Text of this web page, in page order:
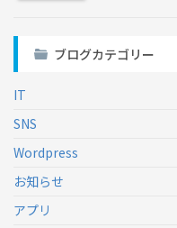
ブログカテゴリー
IT
SNS
Wordpress
お知らせ
アプリ